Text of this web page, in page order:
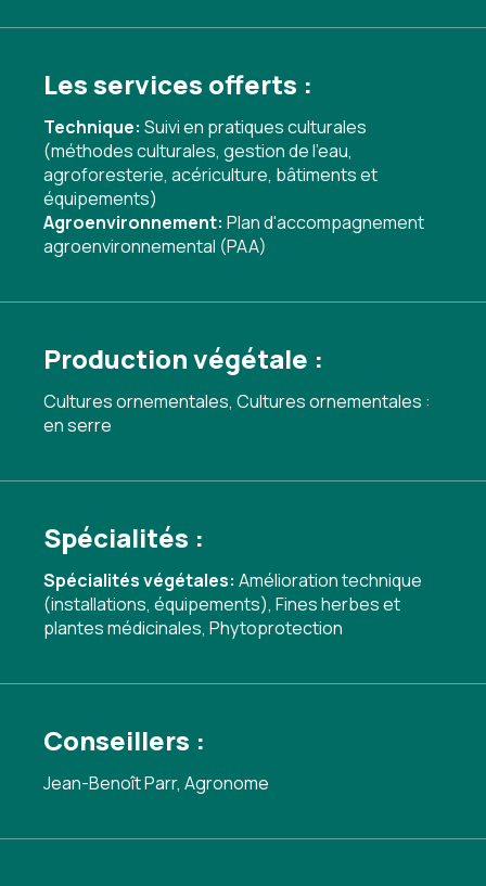
Les services offerts :
Technique: Suivi en pratiques culturales
(méthodes culturales, gestion de l'eau,
agroforesterie, acériculture, bâtiments et
équipements)
Agroenvironnement: Plan d'accompagnement
agroenvironnemental (PAA)
Production végétale :
Cultures ornementales, Cultures ornementales :
en serre
Spécialités :
Spécialités végétales: Amélioration technique
(installations, équipements), Fines herbes et
plantes médicinales, Phytoprotection
Conseillers :
Jean-Benoît Parr, Agronome